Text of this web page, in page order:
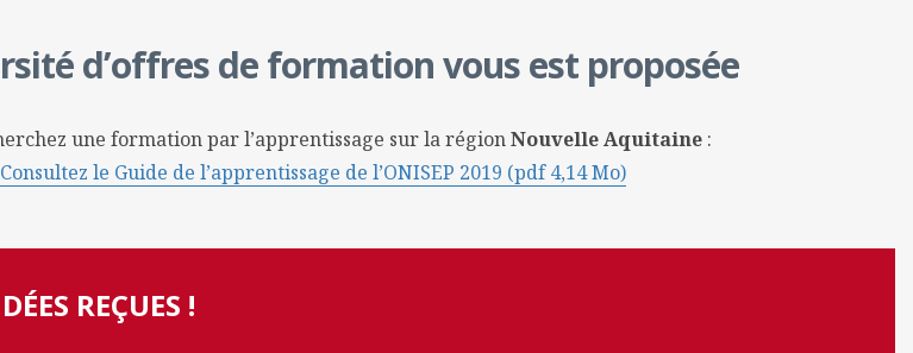
d’offres de formation vous est proposée
une formation par l’apprentissage sur la régionNouvelle Aquitaine:
Consultez le Guide de l’apprentissage de l’ONISEP 2019 (pdf 4,14 Mo)
REÇUES !